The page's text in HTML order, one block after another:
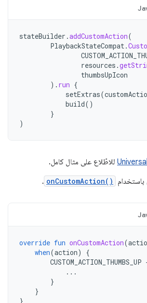
stateBuilder .addCustomAction(
PlaybackStateCompat.
resources .
thumbsUpIcon
). run {
setExtras(
build()
}
)
للاطّلاع على مثال كامل.
باستخدام
onCustomAction()
.
override fun onCustomAction(
when(action)
{
CUSTOM_ACTION_THUMBS_UP
...
}
}
}